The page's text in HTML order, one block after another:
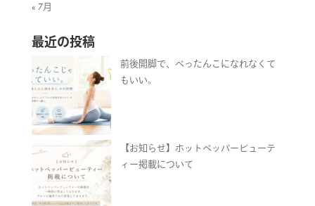
« 7月
最近の投稿
前後開脚で、ぺったんこになれなくて
もいい。
【お知らせ】ホットペッパービューテ
ィー掲載について